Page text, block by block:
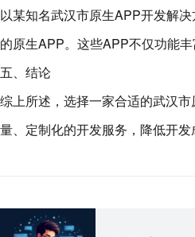
以某知名武汉市原生APP开发解
的原生APP。这些APP不仅功能
五、结论
综上所述，选择一家合适的武汉
量、定制化的开发服务，降低开